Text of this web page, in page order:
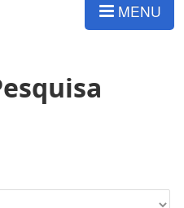
MENU